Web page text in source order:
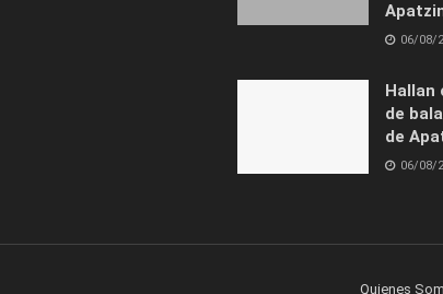
06/08/
Hallan
de
de
06/08/
Quienes